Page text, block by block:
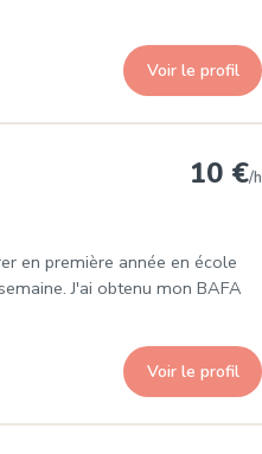
Voir le profil
10 €/h
en première année en école
J'ai obtenu mon BAFA
Voir le profil